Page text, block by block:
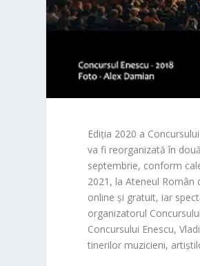
Ediția 2020 a
va fi reorganizată în
septembrie, conform
2021, la Ateneul Român
online și gratuit, iar
organizatorul
Concursului Enescu,
tinerilor muzicieni,